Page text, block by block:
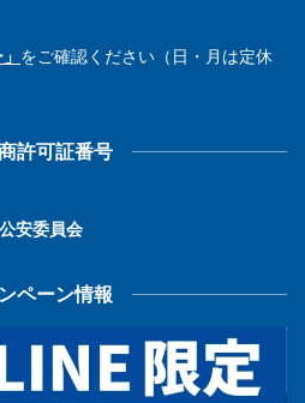
をご確認ください（日・月は定休
許可証番号
安委員会
ペーン情報